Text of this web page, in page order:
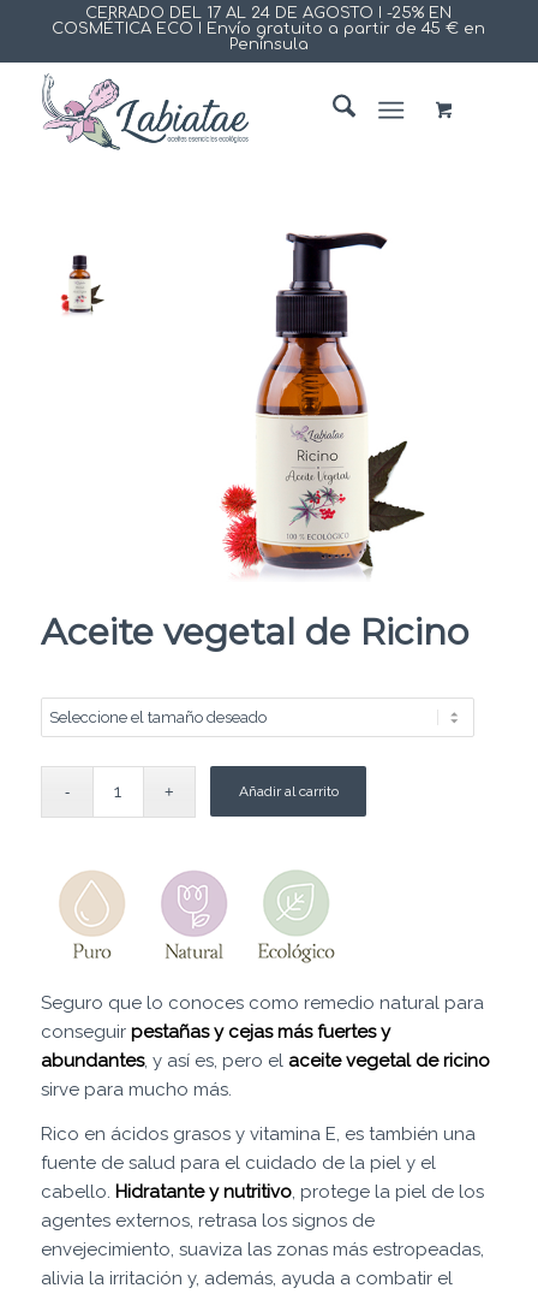
CERRADO DEL 17 AL 24 DE AGOSTO I -25% EN
COSMÉTICA ECO I Envío gratuito a partir de 45 € en
Península
Aceite vegetal de Ricino
Seguro que lo conoces como remedio natural para
conseguir pestañas y cejas más fuertes y
abundantes, y así es, pero elaceite vegetal de ricino
sirve para mucho más.
Rico en ácidos grasos y vitamina E, es también una
fuente de salud para el cuidado de la piel y el
cabello. Hidratante y nutritivo, protege la piel de los
agentes externos, retrasa los signos de
envejecimiento, suaviza las zonas más estropeadas,
alivia la irritación y, además, ayuda a combatir el
Añadir al carrito